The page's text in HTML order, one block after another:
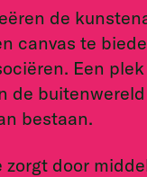
de
canvas te
Een
de
bestaan.
zorgt door